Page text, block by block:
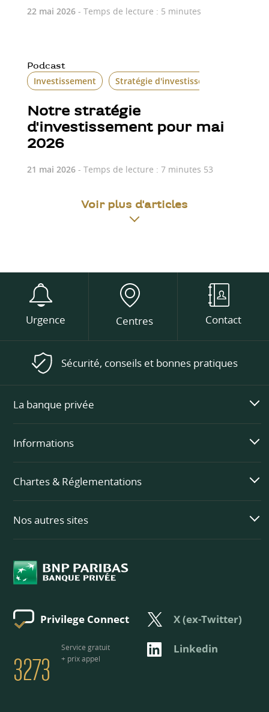
22 mai 2026- Temps de lecture : 5 minutes
Podcast
Investissement Stratégie d'investissement
Notre stratégie
d'investissement pour mai
2026
21 mai 2026- Temps de lecture : 7 minutes 53
Voir plus d'articles
Urgence Centres Contact
Sécurité, conseils et bonnes pratiques
La banque privée
Informations
Chartes & Réglementations
Nos autres sites
Privilege Connect
3273
Service gratuit
+ prix appel
X (ex-Twitter)
Linkedin